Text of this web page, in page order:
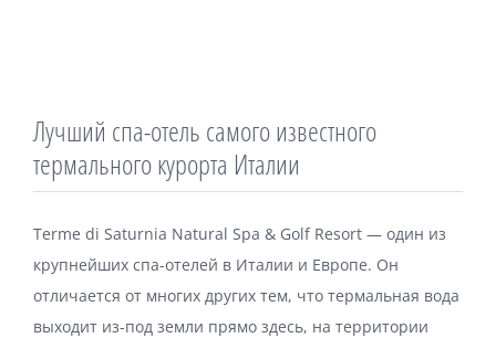
Лучший спа-отель самого известного
термального курорта Италии
Terme di Saturnia Natural Spa & Golf Resort — один из
крупнейших спа-отелей в Италии и Европе. Он
отличается от многих других тем, что термальная вода
выходит из-под земли прямо здесь, на территории